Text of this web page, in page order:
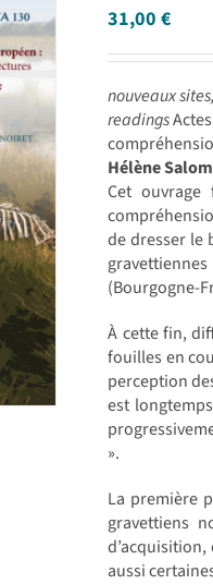
31,00€
nouveaux
readings
Hélène
Cet
de dresser le
(Bourgogne-
À cette fin,
fouilles en
perception
est
».
La première
gravettiens
aussi